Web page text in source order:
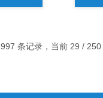
条记录，当前 29 / 250